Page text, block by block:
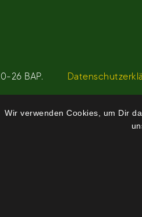
26 BAP.
Wir verwenden Cookies, um Dir